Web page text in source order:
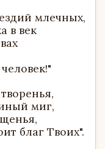
млечных,
в век
миг,
благ Твоих".